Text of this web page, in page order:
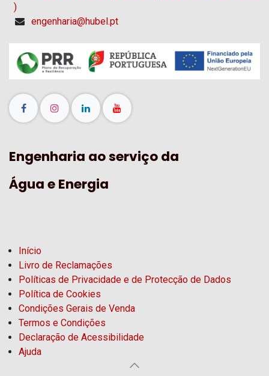
)
engenharia@hubel.pt
Engenharia ao serviço da
Água e Energia
Início
Livro de Reclamações
Políticas de Privacidade e de Protecção de Dados
Política de Cookies
Condições Gerais de Venda
Termos e Condições
Declaração de Acessibilidade
Ajuda